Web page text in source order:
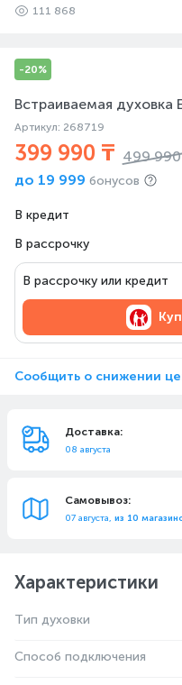
111 868
-20%
Встраиваемая духовка
Артикул: 268719
399 990 ₸ 499
до 19 999 бонусов
В кредит
В рассрочку
В рассрочку или кредит
Сообщить о снижении
Доставка:
08 августа
Самовывоз:
07 августа, из 10
Характеристики
Тип духовки
Способ подключения